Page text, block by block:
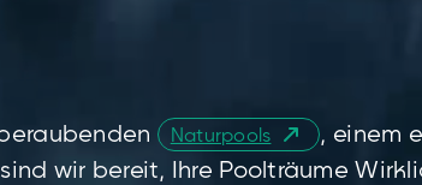
Naturpools , einem
wir bereit, Ihre Poolträume